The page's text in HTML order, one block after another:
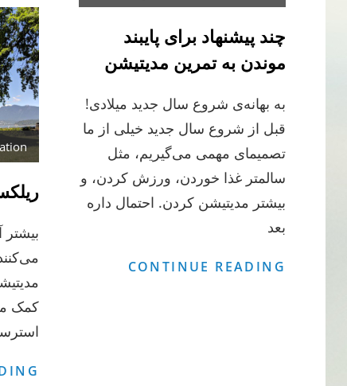
بیشتر
کمک
چند پیشنهاد برای پایبند
موندن به تمرین مدیتیشن
به بهانه‌ی شروع سال جدید میلادی!
قبل از شروع سال جدید خیلی از ما
تصمیمای مهمی می‌گیریم، مثل
سالمتر غذا خوردن، ورزش کردن، و
بیشتر مدیتیشن کردن. احتمال داره
بعد
CONTINUE READING